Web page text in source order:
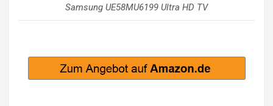
Samsung UE58MU6199 Ultra HD TV